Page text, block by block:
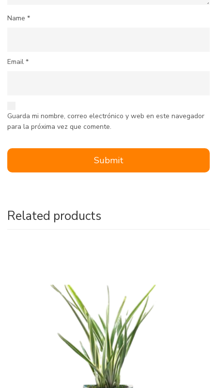
Name *
Email *
Guarda mi nombre, correo electrónico y web en este navegador
para la próxima vez que comente.
Related products